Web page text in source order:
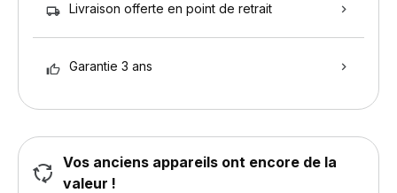
Livraison offerte en point de retrait
Garantie 3 ans
Vos anciens appareils ont encore de la
valeur !